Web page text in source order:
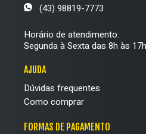
(43) 98819-7773
Horário de atendimento:
Segunda à Sexta das 8h às 17h
AJUDA
Dúvidas frequentes
Como comprar
FORMAS DE PAGAMENTO